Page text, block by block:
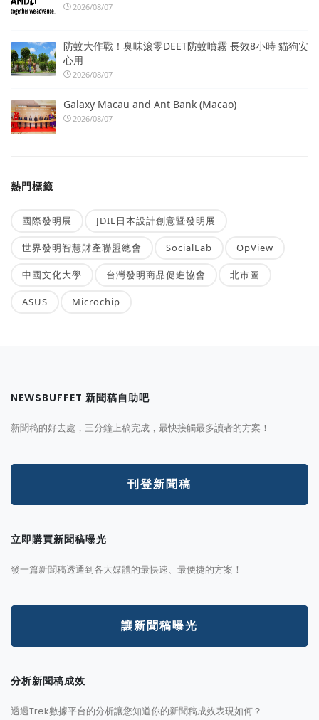
2026/08/07
防蚊大作戰！臭味滾零DEET防蚊噴霧 長效8小時 貓狗安
心用
2026/08/07
Galaxy Macau and Ant Bank (Macao)
2026/08/07
熱門標籤
國際發明展 JDIE日本設計創意暨發明展
世界發明智慧財產聯盟總會 SocialLab OpView
中國文化大學 台灣發明商品促進協會 北市圖
ASUS Microchip
NEWSBUFFET 新聞稿自助吧
新聞稿的好去處，三分鐘上稿完成，最快接觸最多讀者的方案！
刊登新聞稿
立即購買新聞稿曝光
發一篇新聞稿透通到各大媒體的最快速、最便捷的方案！
讓新聞稿曝光
分析新聞稿成效
透過Trek數據平台的分析讓您知道你的新聞稿成效表現如何？